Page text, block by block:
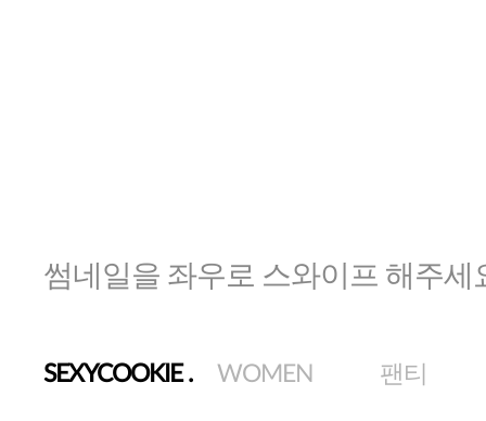
썸네일을 좌우로 스와이프 해주세
SEXYCOOKIE. WOMEN 팬티